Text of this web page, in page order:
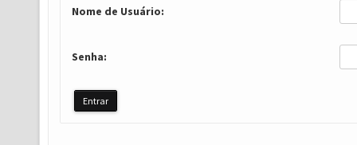
Nome de Usuário:
Senha: